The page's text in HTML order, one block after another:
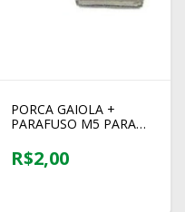
PORCA GAIOLA +
PARAFUSO M5 PARA
R$2,00